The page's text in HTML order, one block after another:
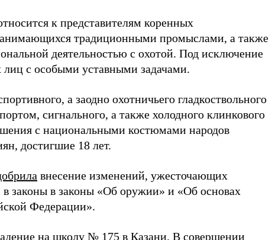
к представителям коренных
традиционными промыслами, а также
деятельностью с охотой. Под исключение
с особыми уставными задачами.
а заодно охотничьего гладкоствольного
сигнального, а также холодного клинкового
с национальными костюмами народов
достигшие 18 лет.
внесение изменений, ужесточающих
в законы в законы «Об оружии» и «Об основах
Федерации».
на школу № 175 в Казани. В совершении